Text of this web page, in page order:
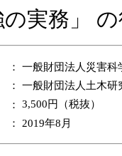
の実務」
一般財団法人災害科
： 一般財団法人土木研
：
3,500円（税抜）
2019年8月